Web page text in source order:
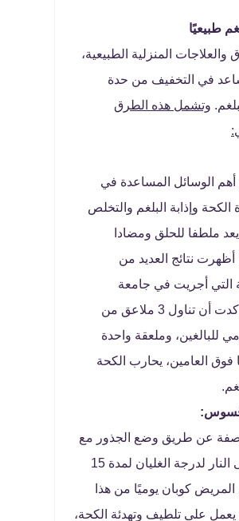
طبيعيًا
المنزلية الطبيعية،
في التخفيف من حدة
وتشمل هذه الطرق
الوسائل المساعدة في
وإذابة البلغم والتخلص
ملطفا للحلق ومضادا
أظهرت نتائج العديد من
التي أجريت في جامعة
بنسلفانيا، حيث أكدت أن تناول 3 ملاعق من
للبالغين، وملعقة واحدة
فوق العامين، يحارب الكحة
عن طريق وضع الجذور مع
الماء وتوضع على النار لدرجة الغليان لمدة 15
المريض كوبان يوميًا من هذا
على تلطيف وتهدئة الكحة،